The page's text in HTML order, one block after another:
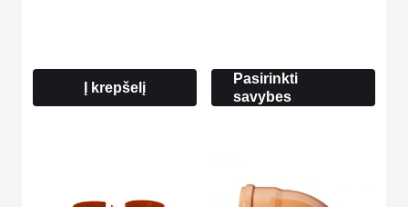
Į krepšelį
Pasirinkti
savybes